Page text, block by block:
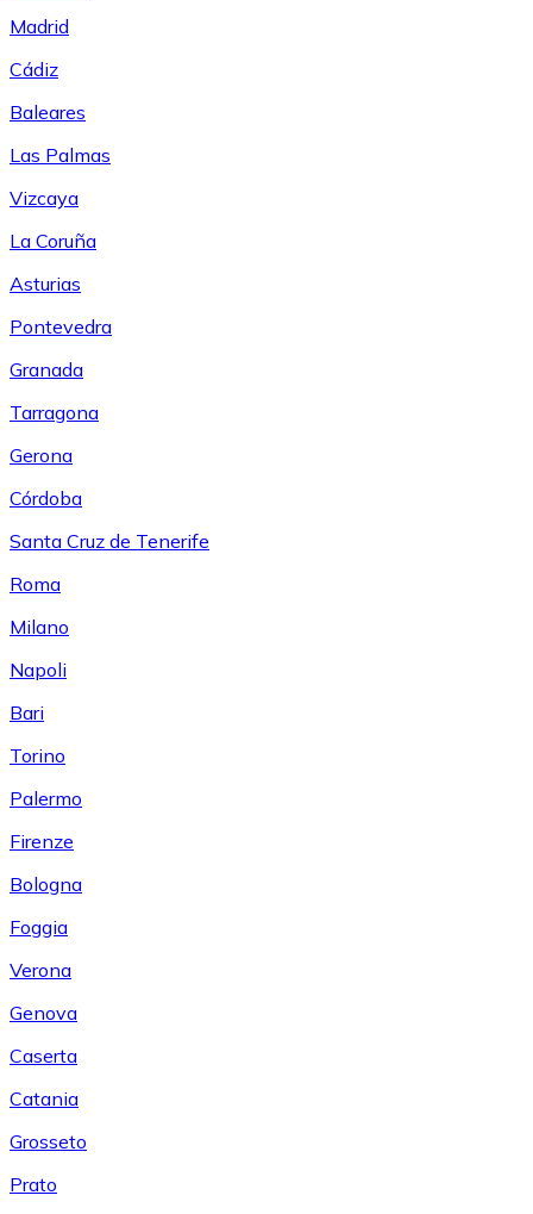
Madrid
Cádiz
Baleares
Las Palmas
Vizcaya
La Coruña
Asturias
Pontevedra
Granada
Tarragona
Gerona
Córdoba
Santa Cruz de Tenerife
Roma
Milano
Napoli
Bari
Torino
Palermo
Firenze
Bologna
Foggia
Verona
Genova
Caserta
Catania
Grosseto
Prato